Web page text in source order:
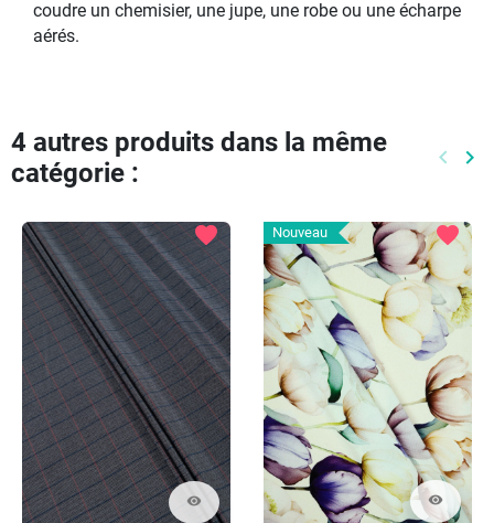
coudre un chemisier, une jupe, une robe ou une écharpe
aérés.
4 autres produits dans la même
catégorie :
keyboard_arrow_left keyboard_arrow_right
visibility
favorite Nouveau
visibility
favorite